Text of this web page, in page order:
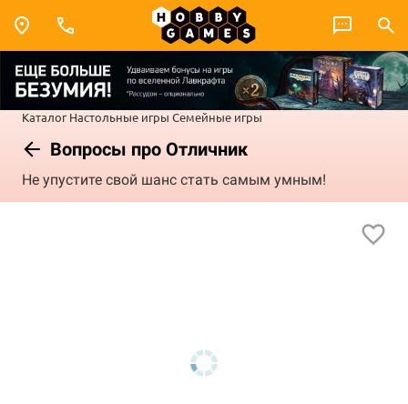
Каталог Настольные игры Семейные игры
Вопросы про Отличник
Не упустите свой шанс стать самым умным!